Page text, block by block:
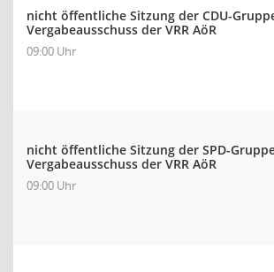
nicht öffentliche Sitzung der CDU-
Vergabeausschuss der VRR AöR
09:00 Uhr
nicht öffentliche Sitzung der SPD-
Vergabeausschuss der VRR AöR
09:00 Uhr